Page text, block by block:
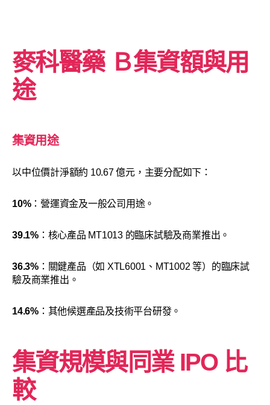
麥科醫藥 Ｂ集資額與用
途
集資用途
以中位價計淨額約 10.67 億元，主要分配如下：
10%：營運資金及一般公司用途。
39.1%：核心產品 MT1013 的臨床試驗及商業推出。
36.3%：關鍵產品（如 XTL6001、MT1002 等）的臨床試
驗及商業推出。
14.6%：其他候選產品及技術平台研發。
集資規模與同業 IPO 比
較